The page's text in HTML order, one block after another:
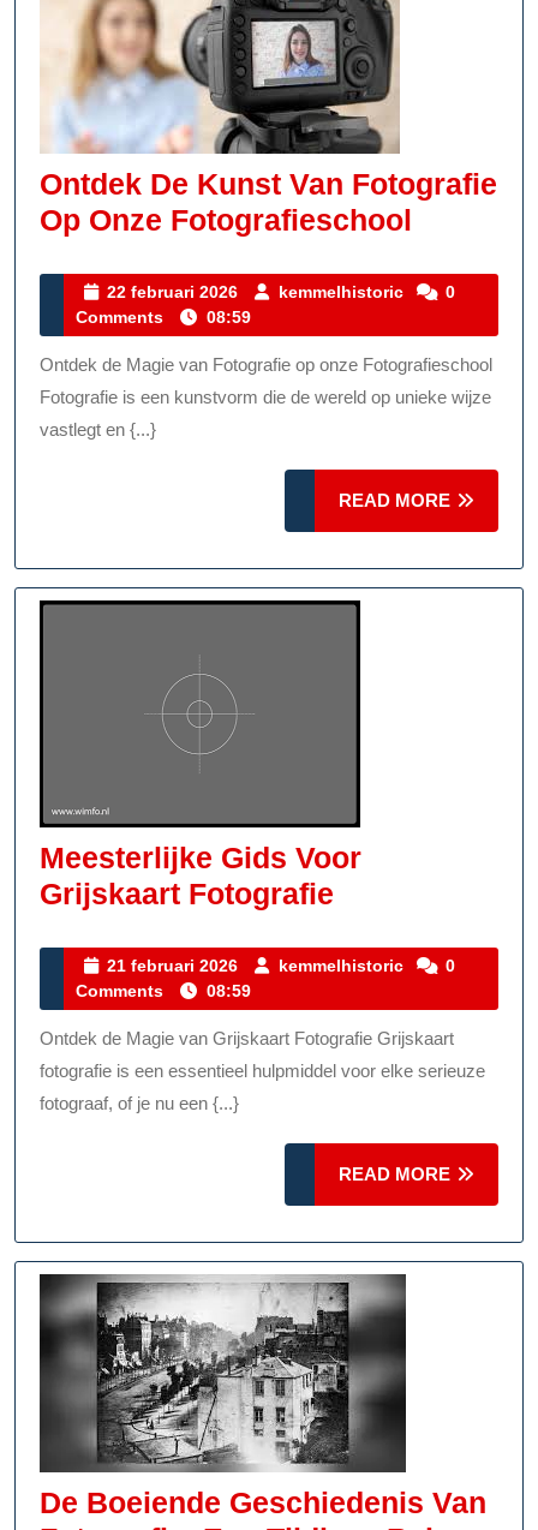
Ontdek De Kunst Van Fotografie
Op Onze Fotografieschool
Kunst
Op
22 februari 2026
22
februari
2026
kemmelhistoric kemmelhistoric
0
Comments
08:59
Ontdek de Magie van Fotografie op onze Fotografieschool
Fotografie is een kunstvorm die de wereld op unieke wijze
vastlegt en {...}
READ MORE
MORE
Meesterlijke Gids Voor
Grijskaart Fotografie
Voor
Fotografie
21 februari 2026
21
februari
2026
kemmelhistoric kemmelhistoric
0
Comments
08:59
Ontdek de Magie van Grijskaart Fotografie Grijskaart
fotografie is een essentieel hulpmiddel voor elke serieuze
fotograaf, of je nu een {...}
READ MORE
MORE
De Boeiende Geschiedenis Van